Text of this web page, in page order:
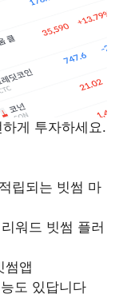
게 투자하세요.
립되는 빗썸 마
워드 빗썸 플러
썸앱
도 있답니다